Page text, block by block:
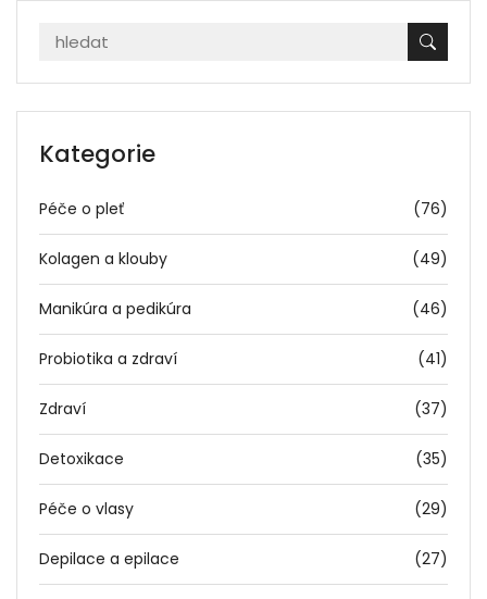
Kategorie
Péče o pleť (76)
Kolagen a klouby (49)
Manikúra a pedikúra (46)
Probiotika a zdraví (41)
Zdraví (37)
Detoxikace (35)
Péče o vlasy (29)
Depilace a epilace (27)